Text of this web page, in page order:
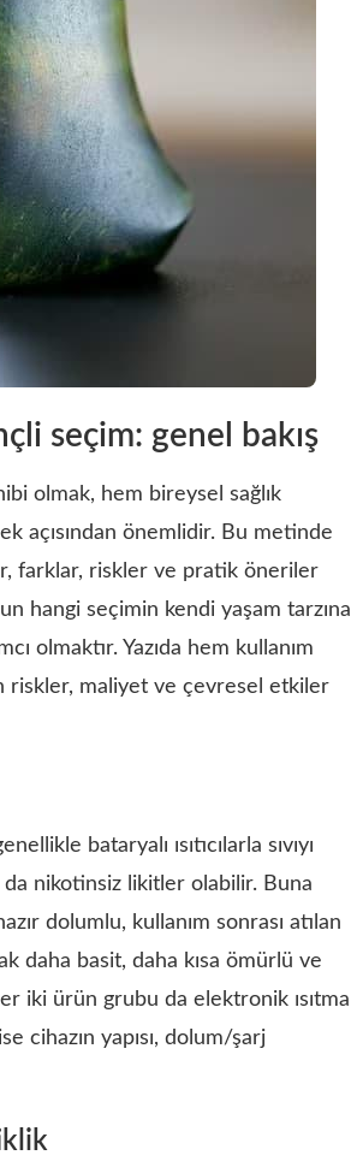
seçim: genel bakış
olmak, hem bireysel sağlık
açısından önemlidir. Bu metinde
farklar, riskler ve pratik öneriler
hangi seçimin kendi yaşam tarzına
olmaktır. Yazıda hem kullanım
riskler, maliyet ve çevresel etkiler
bataryalı ısıtıcılarla sıvıyı
nikotinsiz likitler olabilir. Buna
dolumlu, kullanım sonrası atılan
daha basit, daha kısa ömürlü ve
iki ürün grubu da elektronik ısıtma
cihazın yapısı, dolum/şarj